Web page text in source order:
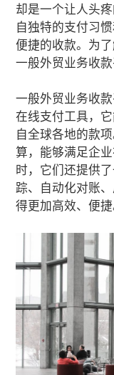
却是一个让人头
自独特的支付习
便捷的收款。为
一般外贸业务收
一般外贸业务收
在线支付工具，
自全球各地的款
算，能够满足企
时，它们还提供
踪、自动化对账
得更加高效、便捷